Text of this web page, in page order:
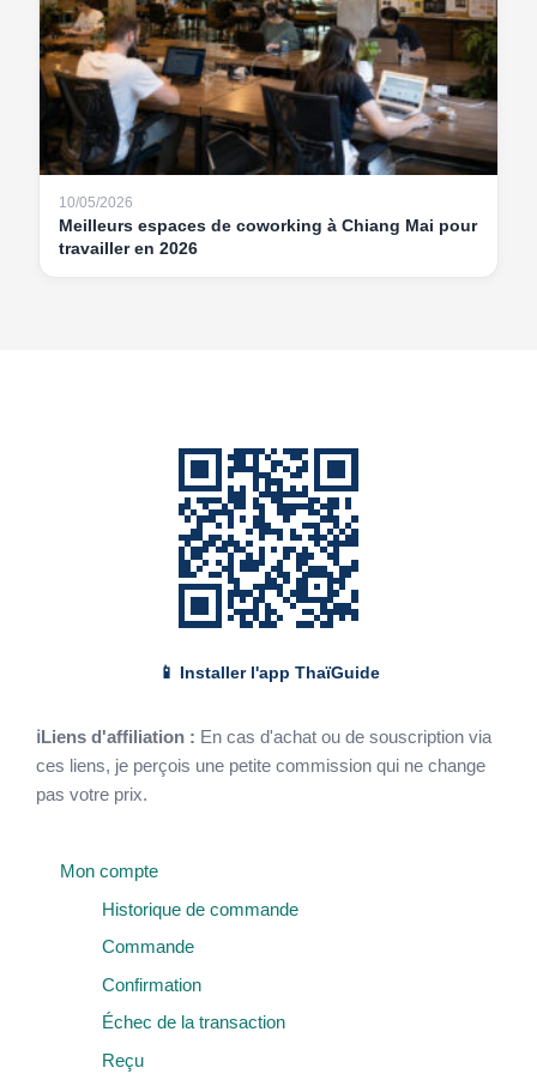
10/05/2026
Meilleurs espaces de coworking à Chiang Mai pour
travailler en 2026
📱 Installer l'app ThaïGuide
ℹLiens d'affiliation : En cas d'achat ou de souscription via
ces liens, je perçois une petite commission qui ne change
pas votre prix.
Mon compte
Historique de commande
Commande
Confirmation
Échec de la transaction
Reçu